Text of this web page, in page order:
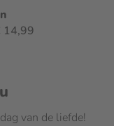
14,99
van de liefde!